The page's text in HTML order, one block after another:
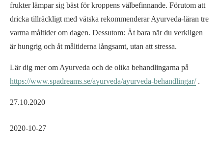
frukter lämpar sig bäst för kroppens välbefinnande. Förutom att
dricka tillräckligt med vätska rekommenderar Ayurveda-läran tre
varma måltider om dagen. Dessutom: Ät bara när du verkligen
är hungrig och åt måltiderna långsamt, utan att stressa.
Lär dig mer om Ayurveda och de olika behandlingarna på
https://www.spadreams.se/ayurveda/ayurveda-behandlingar/.
27.10.2020
2020-10-27